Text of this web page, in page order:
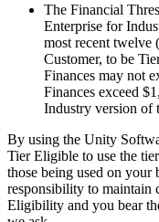
The Financial
Enterprise for
most recent twelve
Customer, to be
Finances may not
Finances exceed
Industry version of
By using the Unity
Tier Eligible to use the
those being used on your
responsibility to maintain
Eligibility and you bear